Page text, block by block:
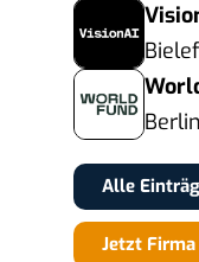
Berlin
Alle
Jetzt